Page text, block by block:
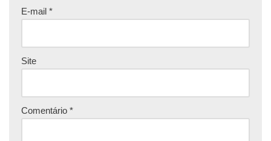
E-mail *
Site
Comentário *